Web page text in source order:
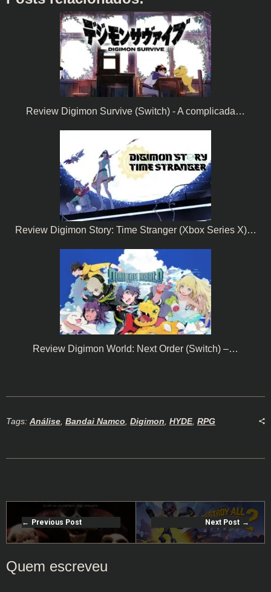
Review Digimon Survive (Switch) - A complicada…
Review Digimon Story: Time Stranger (Xbox Series X)…
Review Digimon World: Next Order (Switch) –…
Tags: Análise Bandai Namco Digimon HYDE RPG
Previous Post Next Post